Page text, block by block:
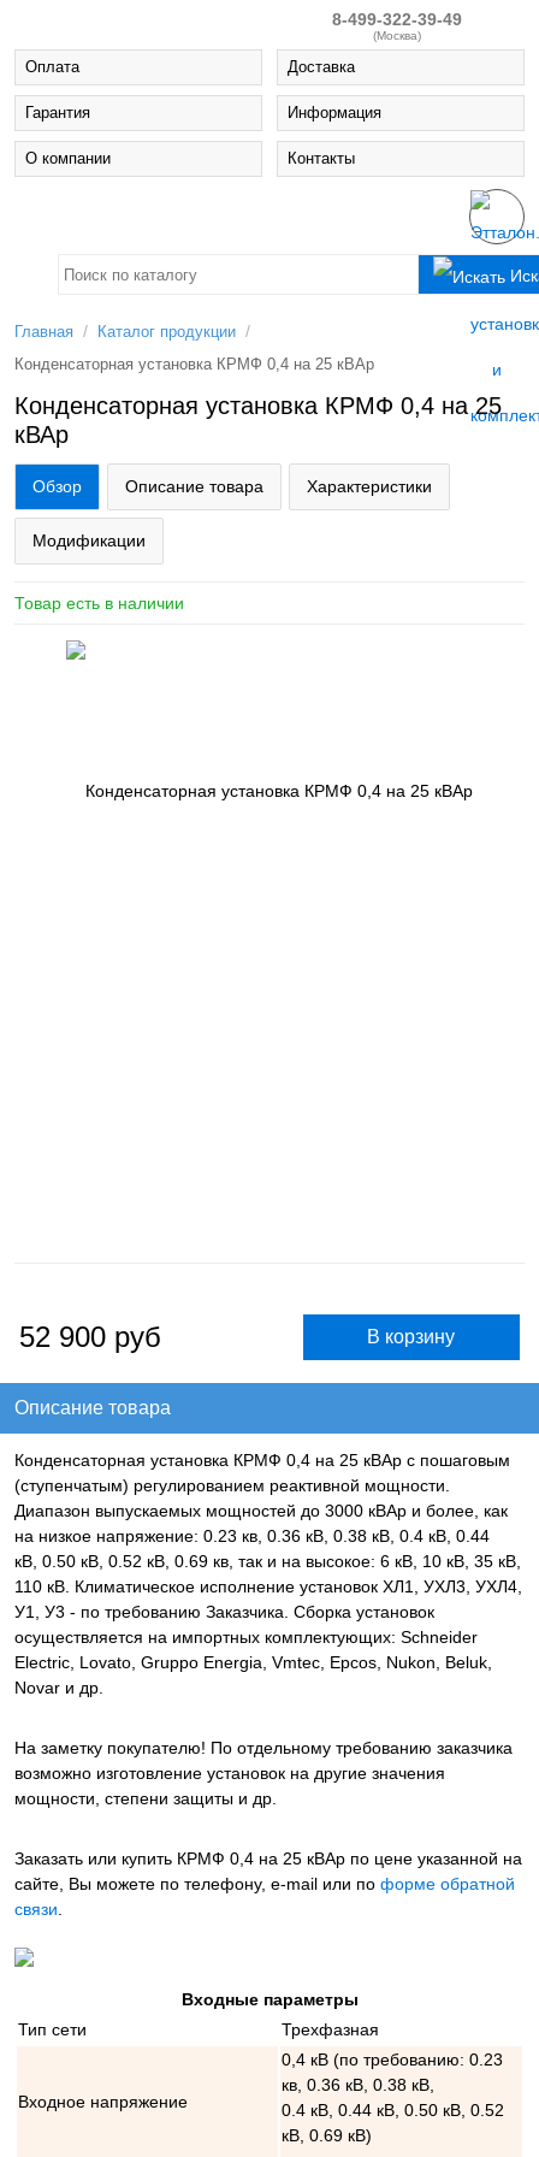
8-499-322-39-49
(Москва)
Оплата Доставка
Гарантия Информация
О компании Контакты
Главная / Каталог продукции /
Конденсаторная установка КРМФ 0,4 на 25 кВАр
Конденсаторная установка КРМФ 0,4 на 25
кВАр
Обзор Описание товара Характеристики
Модификации
Товар есть в наличии
52 900 руб
Описание товара
Конденсаторная установка КРМФ 0,4 на 25 кВАр с пошаговым
(ступенчатым) регулированием реактивной мощности.
Диапазон выпускаемых мощностей до 3000 кВАр и более, как
на низкое напряжение: 0.23 кв, 0.36 кВ, 0.38 кВ, 0.4 кВ, 0.44
кВ, 0.50 кВ, 0.52 кВ, 0.69 кв, так и на высокое: 6 кВ, 10 кВ, 35 кВ,
110 кВ. Климатическое исполнение установок ХЛ1, УХЛ3, УХЛ4,
У1, У3 - по требованию Заказчика. Сборка установок
осуществляется на импортных комплектующих: Schneider
Electric, Lovato, Gruppo Energia, Vmtec, Epcos, Nukon, Beluk,
Novar и др.
На заметку покупателю! По отдельному требованию заказчика
возможно изготовление установок на другие значения
мощности, степени защиты и др.
Заказать или купить КРМФ 0,4 на 25 кВАр по цене указанной на
сайте, Вы можете по телефону, e-mail или по форме обратной
связи.
Входные параметры
Тип сети
Трехфазная
Входное напряжение
0,4 кВ (по требованию: 0.23
кв, 0.36 кВ, 0.38 кВ,
0.4 кВ, 0.44 кВ, 0.50 кВ, 0.52
кВ, 0.69 кВ)